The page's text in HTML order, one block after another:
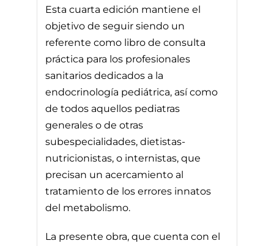
Esta cuarta edición mantiene el
objetivo de seguir siendo un
referente como libro de consulta
práctica para los profesionales
sanitarios dedicados a la
endocrinología pediátrica, así como
de todos aquellos pediatras
generales o de otras
subespecialidades, dietistas-
nutricionistas, o internistas, que
precisan un acercamiento al
tratamiento de los errores innatos
del metabolismo.
La presente obra, que cuenta con el